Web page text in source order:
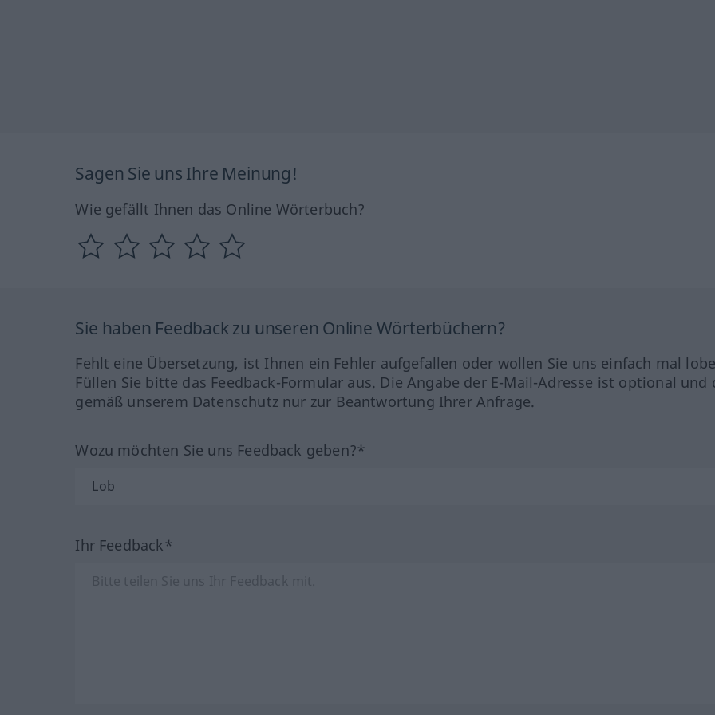
Sagen Sie uns Ihre Meinung!
Wie gefällt Ihnen das Online Wörterbuch?
Sie haben Feedback zu unseren Online Wörterbüchern?
Fehlt eine Übersetzung, ist Ihnen ein Fehler aufgefallen oder wollen Sie uns einfach mal
Füllen Sie bitte das Feedback-Formular aus. Die Angabe der E-Mail-Adresse ist optional und
gemäß unserem Datenschutz nur zur Beantwortung Ihrer Anfrage.
Wozu möchten Sie uns Feedback geben?*
Ihr Feedback*